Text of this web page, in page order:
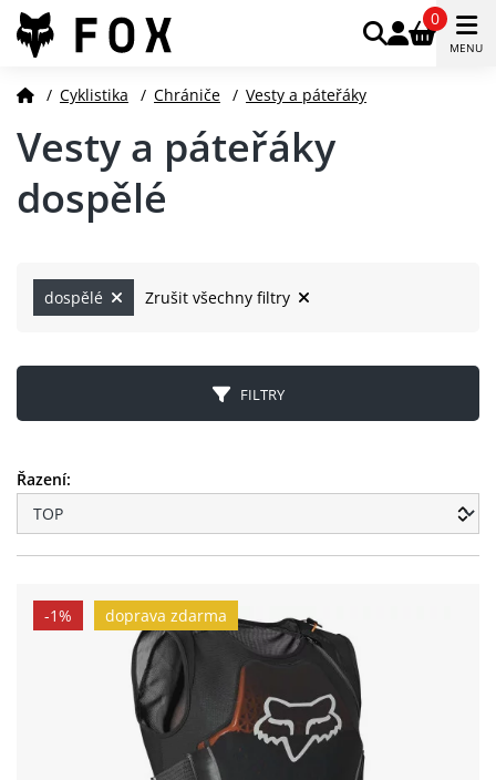
0
MENU
/ Cyklistika / Chrániče / Vesty a páteřáky
Vesty a páteřáky
dospělé
dospělé Zrušit všechny filtry
FILTRY
Řazení:
-1% doprava zdarma